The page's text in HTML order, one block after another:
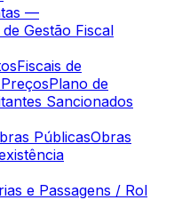
—
Gestão Fiscal
Fiscais de
Plano de
Sancionados
PúblicasObras
e Passagens / Rol